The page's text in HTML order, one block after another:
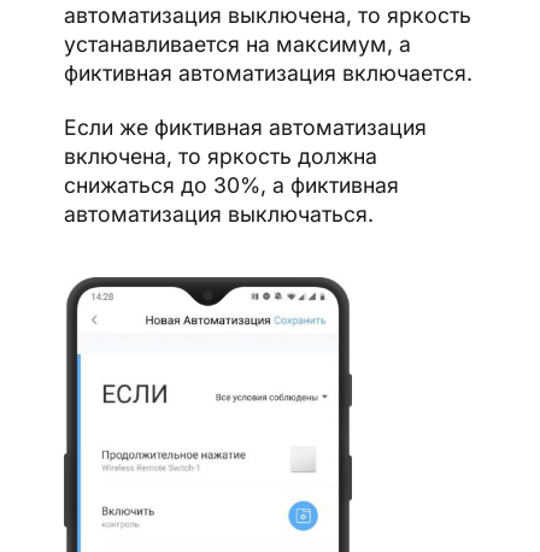
автоматизация выключена, то яркость
устанавливается на максимум, а
фиктивная автоматизация включается.
Если же фиктивная автоматизация
включена, то яркость должна
снижаться до 30%, а фиктивная
автоматизация выключаться.